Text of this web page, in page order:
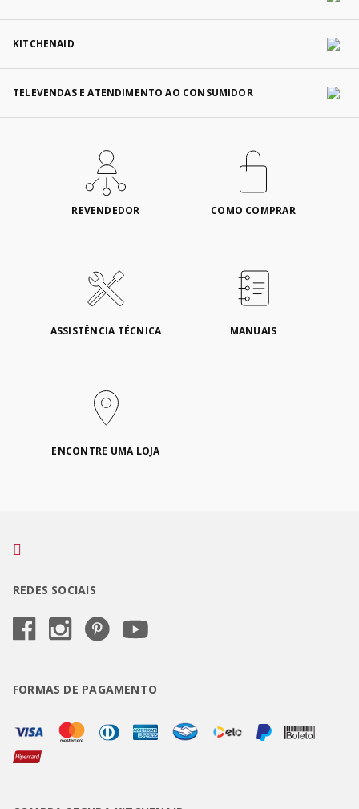
KITCHENAID
TELEVENDAS E ATENDIMENTO AO CONSUMIDOR
REVENDEDOR COMO COMPRAR
ASSISTÊNCIA TÉCNICA MANUAIS
ENCONTRE UMA LOJA
REDES SOCIAIS
FORMAS DE PAGAMENTO